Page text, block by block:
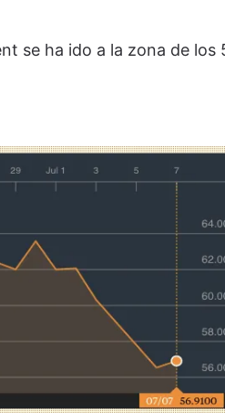
se ha ido a la zona de los